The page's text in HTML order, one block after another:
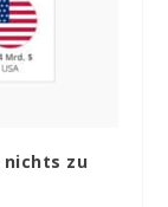
nichts zu